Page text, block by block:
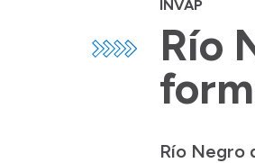
INVAP
Río
Río Negro